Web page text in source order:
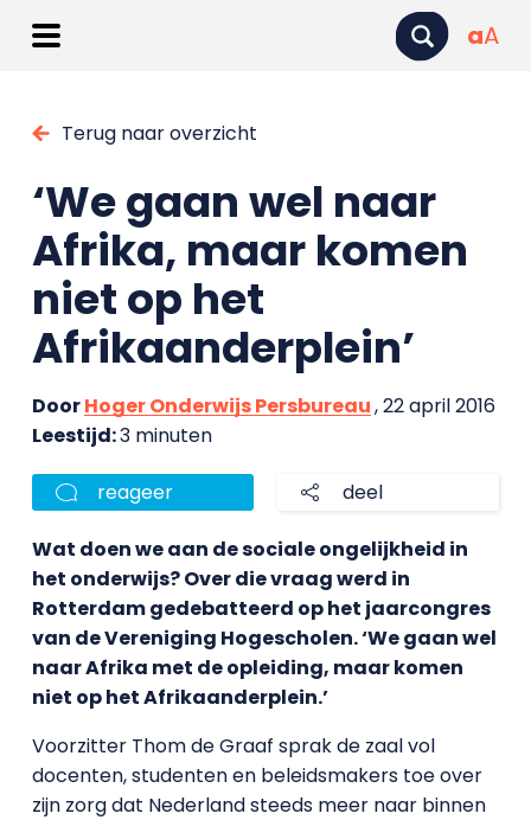
aA
Terug naar overzicht
‘We gaan wel naar
Afrika, maar komen
niet op het
Afrikaanderplein’
DoorHoger Onderwijs Persbureau, 22 april 2016
Leestijd:3 minuten
reageer deel
Wat doen we aan de sociale ongelijkheid in
het onderwijs? Over die vraag werd in
Rotterdam gedebatteerd op het jaarcongres
van de Vereniging Hogescholen. ‘We gaan wel
naar Afrika met de opleiding, maar komen
niet op het Afrikaanderplein.’
Voorzitter Thom de Graaf sprak de zaal vol
docenten, studenten en beleidsmakers toe over
zijn zorg dat Nederland steeds meer naar binnen